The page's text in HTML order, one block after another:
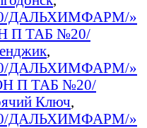
ДАЛЬХИМФАРМ/»
П ТАБ №20/
,
ДАЛЬХИМФАРМ/»
П ТАБ №20/
Ключ,
ДАЛЬХИМФАРМ/»